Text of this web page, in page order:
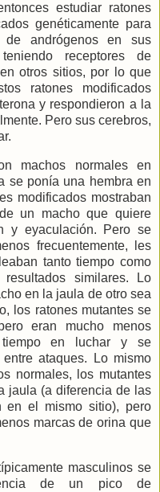
estudiar ratones
genéticamente para
andrógenos
en sus
receptores de
otros sitios, por lo que
ratones modificados
y respondieron a la
Pero sus cerebros,
machos normales en
se ponía una hembra en
modificados mostraban
un macho que quiere
y eyaculación. Pero se
frecuentemente, les
tanto tiempo como
similares. Lo
en la jaula de otro sea
los ratones mutantes se
eran mucho menos
tiempo en luchar y se
ataques. Lo mismo
normales, los mutantes
jaula (a diferencia de las
en el mismo sitio), pero
marcas de orina que
masculinos se
de un pico de